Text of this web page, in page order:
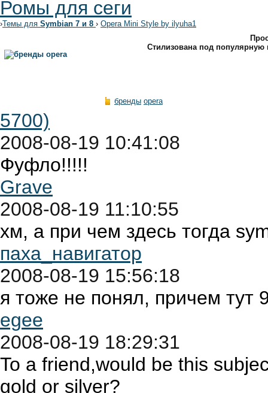
Ромы для сеги
›Темы для Symbian 7 и 8 › Opera Mini Style by ilyuha1
Стилизована под популярную
бренды opera
5700)
2008-08-19 10:41:08
Фуфло!!!!!
Grave
2008-08-19 11:10:55
хм, а при чем здесь тогда
паха_навигатор
2008-08-19 15:56:18
я тоже не понял, причем тут
egee
2008-08-19 18:29:31
To a friend,would be this
gold or silver?